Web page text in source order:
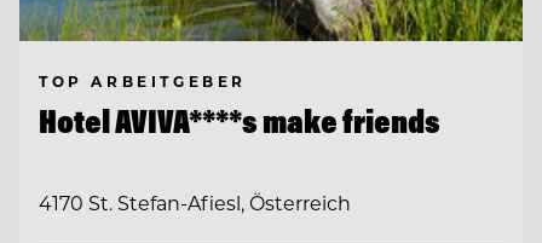
TOP ARBEITGEBER
Hotel AVIVA****s make friends
4170 St. Stefan-Afiesl, Österreich